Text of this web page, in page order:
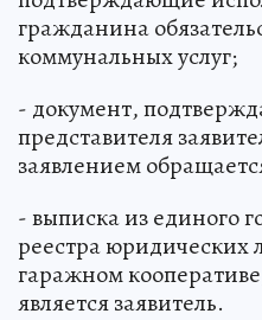
гражданина
коммунальных услуг;
- документ,
представителя
заявлением
- выписка из единого
реестра
гаражном
является заявитель.